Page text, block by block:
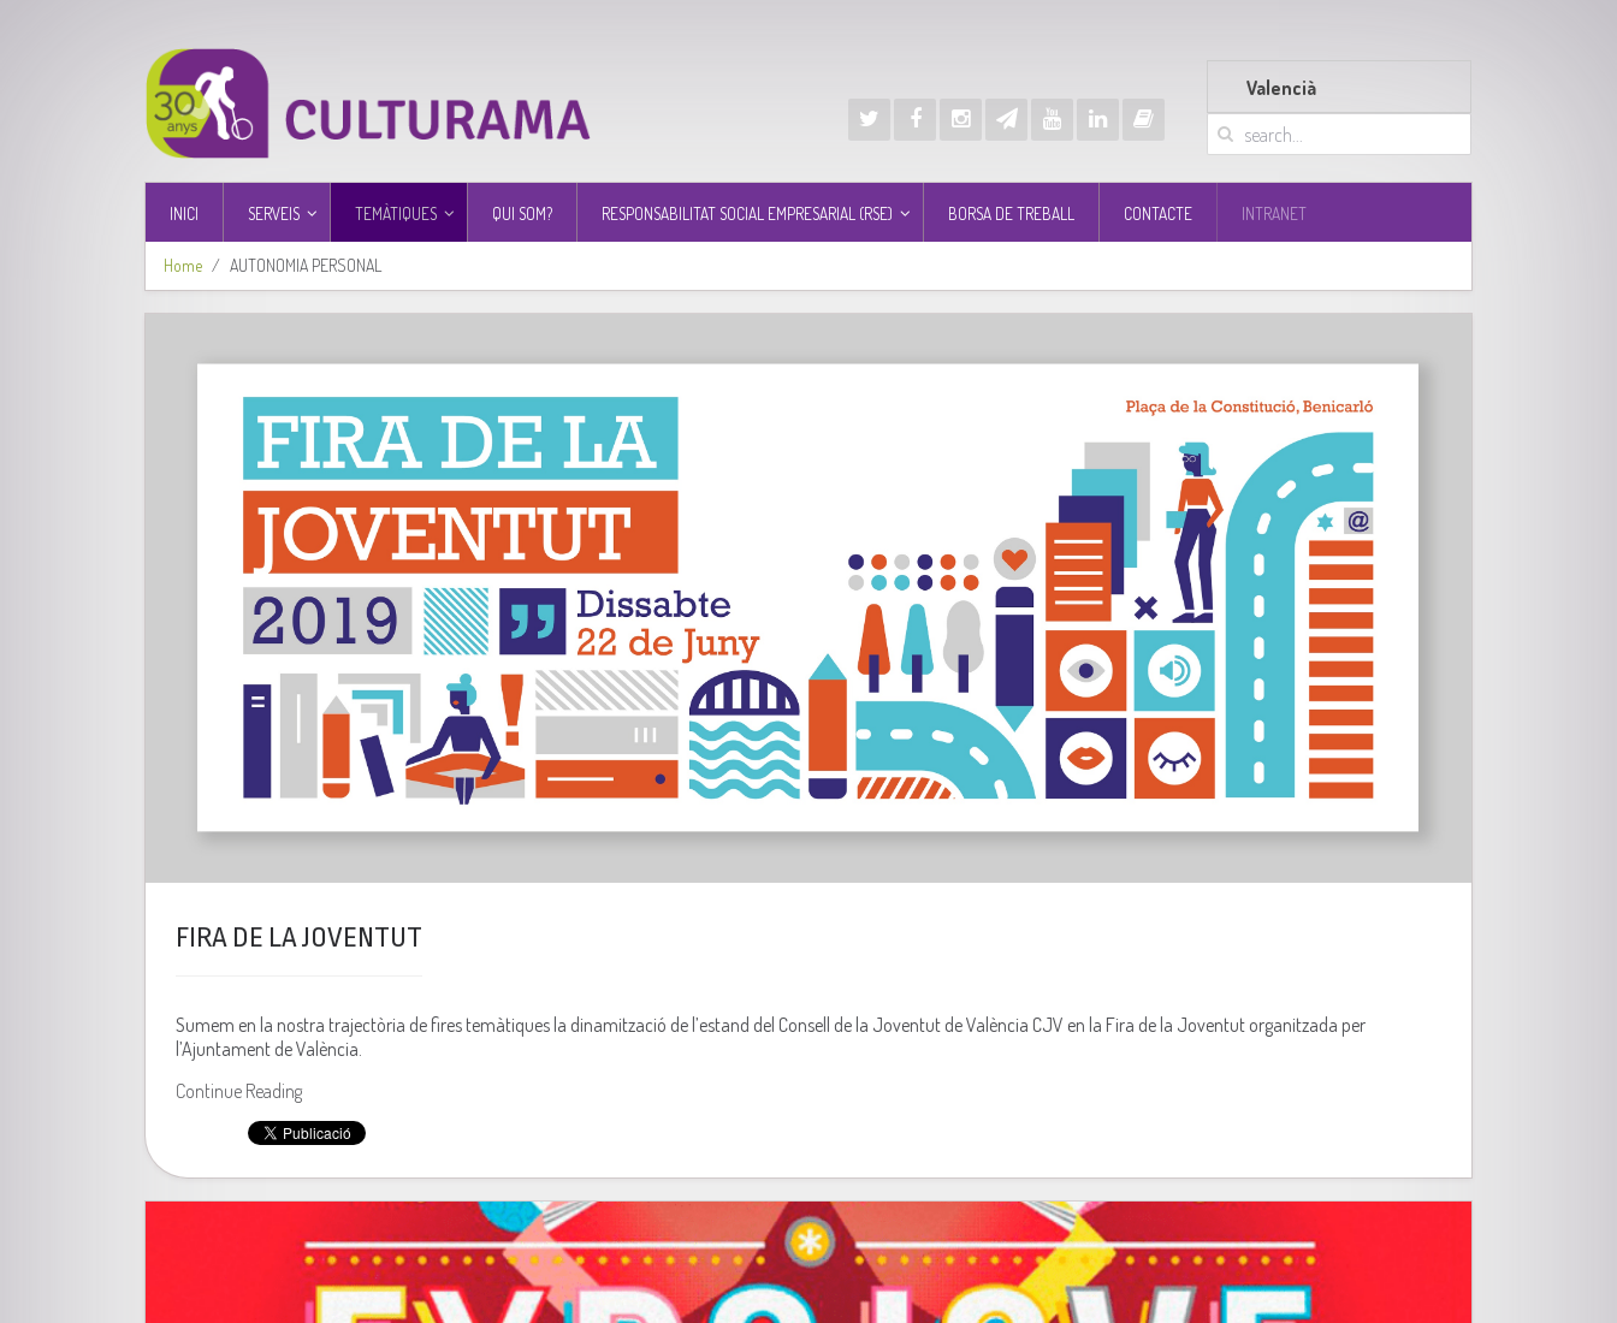
Valencià
INICI SERVEIS TEMÀTIQUES QUI SOM? RESPONSABILITAT SOCIAL EMPRESARIAL (RSE) BORSA DE TREBALL CONTACTE INTRANET
Home AUTONOMIA PERSONAL
FIRA DE LA JOVENTUT
Sumem en la nostra trajectòria de fires temàtiques la dinamització de l’estand del Consell de la Joventut de València CJV en la Fira de la Joventut organitzada per
l’Ajuntament de València.
Continue Reading